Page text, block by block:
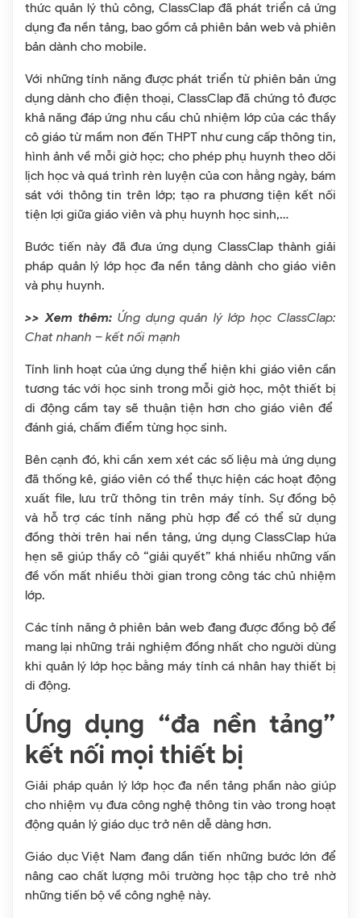
thức quản lý thủ công, ClassClap đã phát triển cả ứng
dụng đa nền tảng, bao gồm cả phiên bản web và phiên
bản dành cho mobile.
Với những tính năng được phát triển từ phiên bản ứng
dụng dành cho điện thoại, ClassClap đã chứng tỏ được
khả năng đáp ứng nhu cầu chủ nhiệm lớp của các thầy
cô giáo từ mầm non đến THPT như cung cấp thông tin,
hình ảnh về mỗi giờ học; cho phép phụ huynh theo dõi
lịch học và quá trình rèn luyện của con hằng ngày, bám
sát với thông tin trên lớp; tạo ra phương tiện kết nối
tiện lợi giữa giáo viên và phụ huynh học sinh,…
Bước tiến này đã đưa ứng dụng ClassClap thành giải
pháp quản lý lớp học đa nền tảng dành cho giáo viên
và phụ huynh.
>> Xem thêm: Ứng dụng quản lý lớp học ClassClap:
Chat nhanh – kết nối mạnh
Tính linh hoạt của ứng dụng thể hiện khi giáo viên cần
tương tác với học sinh trong mỗi giờ học, một thiết bị
di động cầm tay sẽ thuận tiện hơn cho giáo viên để
đánh giá, chấm điểm từng học sinh.
Bên cạnh đó, khi cần xem xét các số liệu mà ứng dụng
đã thống kê, giáo viên có thể thực hiện các hoạt động
xuất file, lưu trữ thông tin trên máy tính. Sự đồng bộ
và hỗ trợ các tính năng phù hợp để có thể sử dụng
đồng thời trên hai nền tảng, ứng dụng ClassClap hứa
hẹn sẽ giúp thầy cô “giải quyết” khá nhiều những vấn
đề vốn mất nhiều thời gian trong công tác chủ nhiệm
lớp.
Các tính năng ở phiên bản web đang được đồng bộ để
mang lại những trải nghiệm đồng nhất cho người dùng
khi quản lý lớp học bằng máy tính cá nhân hay thiết bị
di động.
Ứng dụng “đa nền tảng”
kết nối mọi thiết bị
Giải pháp quản lý lớp học đa nền tảng phần nào giúp
cho nhiệm vụ đưa công nghệ thông tin vào trong hoạt
động quản lý giáo dục trở nên dễ dàng hơn.
Giáo dục Việt Nam đang dần tiến những bước lớn để
nâng cao chất lượng môi trường học tập cho trẻ nhờ
những tiến bộ về công nghệ này.